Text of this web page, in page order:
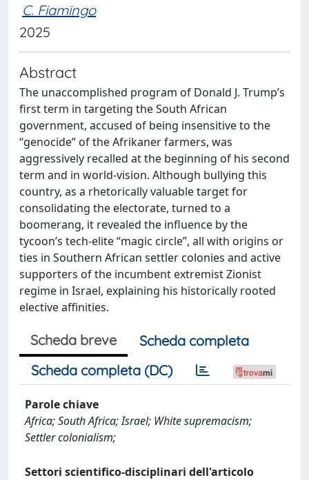
C. Fiamingo
2025
Abstract
The unaccomplished program of Donald J. Trump’s
first term in targeting the South African
government, accused of being insensitive to the
“genocide” of the Afrikaner farmers, was
aggressively recalled at the beginning of his second
term and in world-vision. Although bullying this
country, as a rhetorically valuable target for
consolidating the electorate, turned to a
boomerang, it revealed the influence by the
tycoon’s tech-elite “magic circle”, all with origins or
ties in Southern African settler colonies and active
supporters of the incumbent extremist Zionist
regime in Israel, explaining his historically rooted
elective affinities.
Scheda breve
Scheda completa
Scheda completa (DC)
Parole chiave
Africa; South Africa; Israel; White supremacism;
Settler colonialism;
Settori scientifico-disciplinari dell'articolo